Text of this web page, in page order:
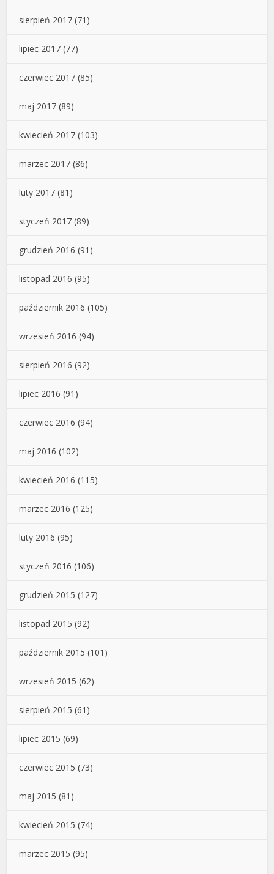
sierpień 2017 (71)
lipiec 2017 (77)
czerwiec 2017 (85)
maj 2017 (89)
kwiecień 2017 (103)
marzec 2017 (86)
luty 2017 (81)
styczeń 2017 (89)
grudzień 2016 (91)
listopad 2016 (95)
październik 2016 (105)
wrzesień 2016 (94)
sierpień 2016 (92)
lipiec 2016 (91)
czerwiec 2016 (94)
maj 2016 (102)
kwiecień 2016 (115)
marzec 2016 (125)
luty 2016 (95)
styczeń 2016 (106)
grudzień 2015 (127)
listopad 2015 (92)
październik 2015 (101)
wrzesień 2015 (62)
sierpień 2015 (61)
lipiec 2015 (69)
czerwiec 2015 (73)
maj 2015 (81)
kwiecień 2015 (74)
marzec 2015 (95)